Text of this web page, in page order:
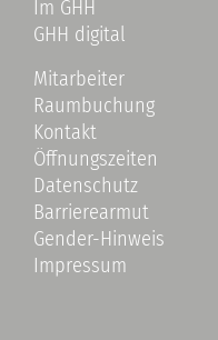
Im GHH
GHH digital
Mitarbeiter
Raumbuchung
Kontakt
Öffnungszeiten
Datenschutz
Barrierearmut
Gender-Hinweis
Impressum